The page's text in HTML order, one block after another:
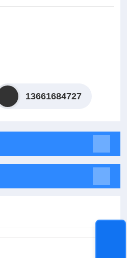
、加热装置组成。
13661684727